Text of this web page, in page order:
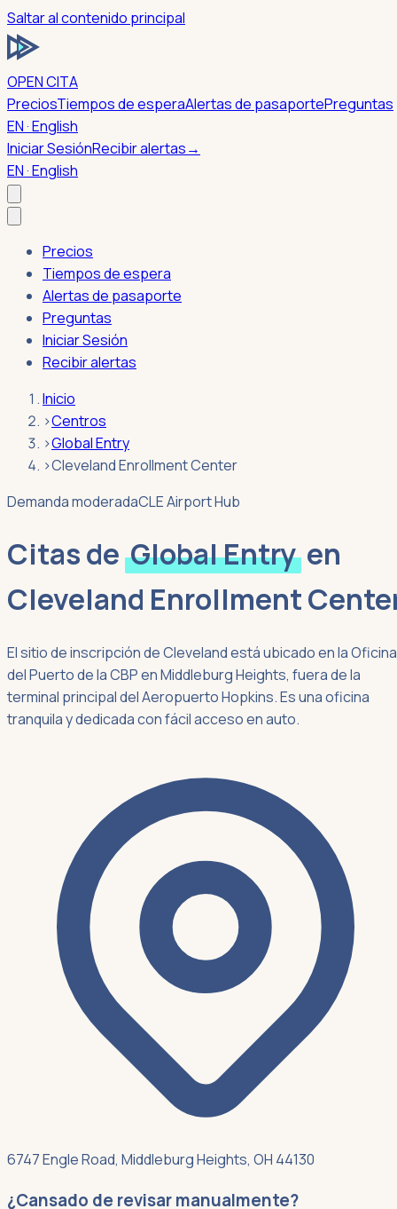
Saltar al contenido principal
OPEN CITA
PreciosTiempos de esperaAlertas de pasaportePreguntas
EN · English
Iniciar SesiónRecibir alertas→
EN · English
Precios
Tiempos de espera
Alertas de pasaporte
Preguntas
Iniciar Sesión
Recibir alertas
Inicio
›Centros
›Global Entry
›Cleveland Enrollment Center
Demanda moderadaCLE Airport Hub
Citas de Global Entry en
Cleveland Enrollment
El sitio de inscripción de Cleveland está ubicado en la Oficina
del Puerto de la CBP en Middleburg Heights, fuera de la
terminal principal del Aeropuerto Hopkins. Es una oficina
tranquila y dedicada con fácil acceso en auto.
6747 Engle Road, Middleburg Heights, OH 44130
¿Cansado de revisar manualmente?